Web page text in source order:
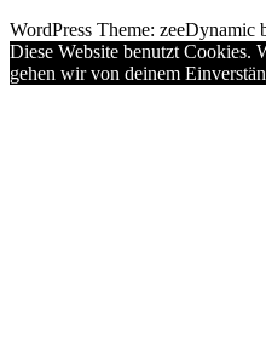
WordPress Theme: zeeDynamic
Diese Website benutzt Cookies.
gehen wir von deinem